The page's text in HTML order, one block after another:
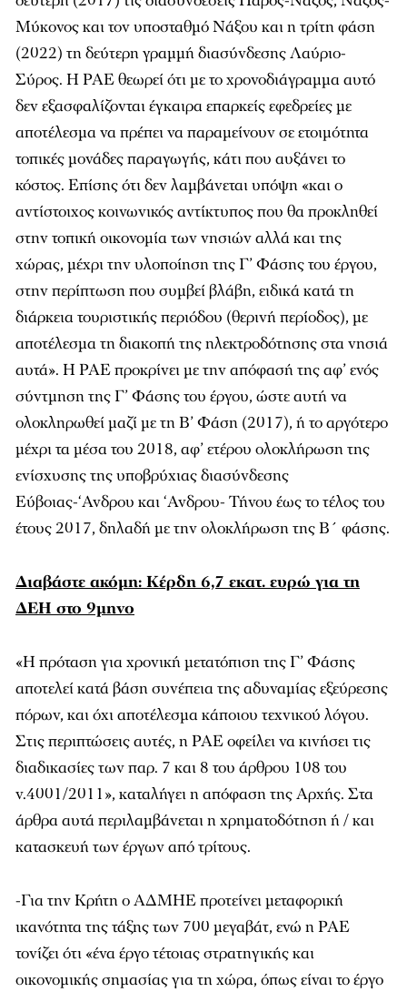
Μύκονος και τον υποσταθμό Νάξου και η τρίτη φάση
(2022) τη δεύτερη γραμμή διασύνδεσης Λαύριο-
Σύρος. Η ΡΑΕ θεωρεί ότι με το χρονοδιάγραμμα αυτό
δεν εξασφαλίζονται έγκαιρα επαρκείς εφεδρείες με
αποτέλεσμα να πρέπει να παραμείνουν σε ετοιμότητα
τοπικές μονάδες παραγωγής, κάτι που αυξάνει το
κόστος. Επίσης ότι δεν λαμβάνεται υπόψη «και ο
αντίστοιχος κοινωνικός αντίκτυπος που θα προκληθεί
στην τοπική οικονομία των νησιών αλλά και της
χώρας, μέχρι την υλοποίηση της Γ’ Φάσης του έργου,
στην περίπτωση που συμβεί βλάβη, ειδικά κατά τη
διάρκεια τουριστικής περιόδου (θερινή περίοδος), με
αποτέλεσμα τη διακοπή της ηλεκτροδότησης στα νησιά
αυτά». Η ΡΑΕ προκρίνει με την απόφασή της αφ’ ενός
σύντμηση της Γ’ Φάσης του έργου, ώστε αυτή να
ολοκληρωθεί μαζί με τη Β’ Φάση (2017), ή το αργότερο
μέχρι τα μέσα του 2018, αφ’ ετέρου ολοκλήρωση της
ενίσχυσης της υποβρύχιας διασύνδεσης
Εύβοιας-‘Ανδρου και ‘Ανδρου- Τήνου έως το τέλος του
έτους 2017, δηλαδή με την ολοκλήρωση της Β΄ φάσης.
Διαβάστε ακόμη: Κέρδη 6,7 εκατ. ευρώ για τη
ΔΕΗ στο 9μηνο
«Η πρόταση για χρονική μετατόπιση της Γ’ Φάσης
αποτελεί κατά βάση συνέπεια της αδυναμίας εξεύρεσης
πόρων, και όχι αποτέλεσμα κάποιου τεχνικού λόγου.
Στις περιπτώσεις αυτές, η ΡΑΕ οφείλει να κινήσει τις
διαδικασίες των παρ. 7 και 8 του άρθρου 108 του
ν.4001/2011», καταλήγει η απόφαση της Αρχής. Στα
άρθρα αυτά περιλαμβάνεται η χρηματοδότηση ή / και
κατασκευή των έργων από τρίτους.
-Για την Κρήτη ο ΑΔΜΗΕ προτείνει μεταφορική
ικανότητα της τάξης των 700 μεγαβάτ, ενώ η ΡΑΕ
τονίζει ότι «ένα έργο τέτοιας στρατηγικής και
οικονομικής σημασίας για τη χώρα, όπως είναι το έργο